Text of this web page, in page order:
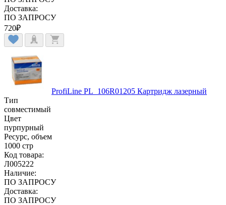
Доставка:
ПО ЗАПРОСУ
720₽
ProfiLine PL_106R01205 Картридж лазерный
Тип
совместимый
Цвет
пурпурный
Ресурс, объем
1000 стр
Код товара:
Л005222
Наличие:
ПО ЗАПРОСУ
Доставка:
ПО ЗАПРОСУ